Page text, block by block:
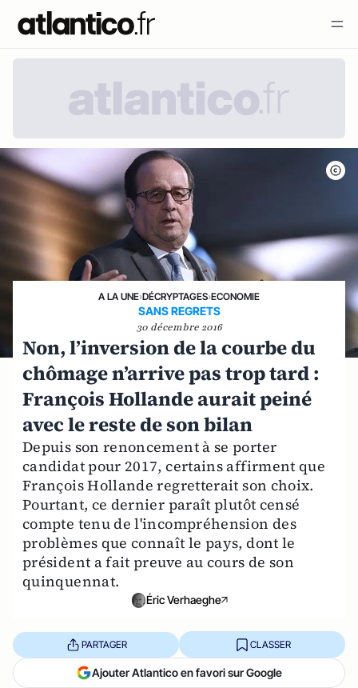
A LA UNE›DÉCRYPTAGES›ECONOMIE
SANS REGRETS
30 décembre 2016
Non, l’inversion de la courbe du
chômage n’arrive pas trop tard :
François Hollande aurait peiné
avec le reste de son bilan
Depuis son renoncement à se porter
candidat pour 2017, certains affirment que
François Hollande regretterait son choix.
Pourtant, ce dernier paraît plutôt censé
compte tenu de l'incompréhension des
problèmes que connaît le pays, dont le
président a fait preuve au cours de son
quinquennat.
Éric Verhaeghe
PARTAGER CLASSER
Ajouter Atlantico en favori sur Google